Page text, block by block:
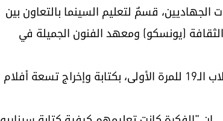
الجهاديين، قسمٌ لتعليم السينما بالتعاون بين
(يونسكو) ومعهد الفنون الجميلة في
ومن خلال دراسة منهج يستغرق أربعة أشهر، قام الطلاب الـ19 للمرة الأولى، بكتابة وإخراج تسعة أفلام